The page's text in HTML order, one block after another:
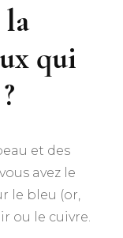
qui
et des
avez le
le bleu (or,
ou le cuivre.